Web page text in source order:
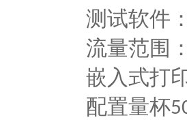
测试软件
流量范围
嵌入式打
配置量杯